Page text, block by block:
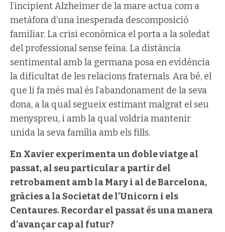
l’incipient Alzheimer de la mare actua com a
metàfora d’una inesperada descomposició
familiar. La crisi econòmica el porta a la soledat
del professional sense feina. La distància
sentimental amb la germana posa en evidència
la dificultat de les relacions fraternals. Ara bé, el
que li fa més mal és l’abandonament de la seva
dona, a la qual segueix estimant malgrat el seu
menyspreu, i amb la qual voldria mantenir
unida la seva família amb els fills.
En Xavier experimenta un doble viatge al
passat, al seu particular a partir del
retrobament amb la Mary i al de Barcelona,
gràcies a la Societat de l’Unicorn i els
Centaures. Recordar el passat és una manera
d’avançar cap al futur?